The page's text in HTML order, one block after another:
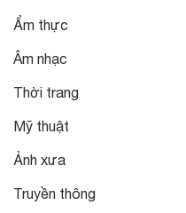
Ẩm thực
Âm nhạc
Thời trang
Mỹ thuật
Ảnh xưa
Truyền thông